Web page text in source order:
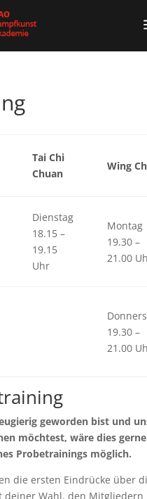
Tai Chi
Chuan
Wing
Dienstag
18.15 –
19.15
Uhr
Montag
19.30 –
21.00
19.30 –
21.00
geworden bist und
möchtest, wäre dies
Probetrainings möglich.
die ersten Eindrücke über
deiner Wahl, den Mitgliedern